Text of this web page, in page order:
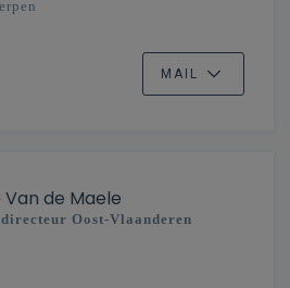
MAIL
Van de Maele
Oost-Vlaanderen